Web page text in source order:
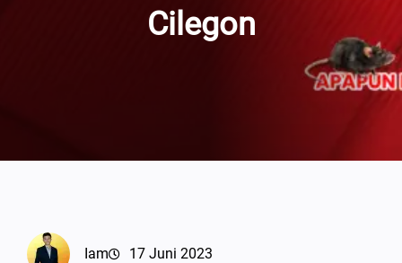
Cilegon
Iam 17 Juni 2023